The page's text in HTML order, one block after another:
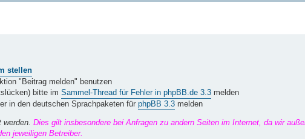
stellen
"Beitrag melden" benutzen
bitte im Sammel-Thread für Fehler in phpBB.de 3.3 melden
in den deutschen Sprachpaketen für phpBB 3.3 melden
Dies gilt insbesondere bei Anfragen zu andern Seiten im Internet, da wir
jeweiligen Betreiber.